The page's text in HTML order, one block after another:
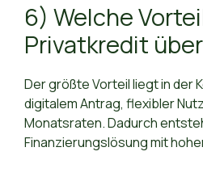
6) Welche
Privatkredit
Der größte Vorteil liegt in der
digitalem Antrag, flexibler
Monatsraten. Dadurch
Finanzierungslösung mit